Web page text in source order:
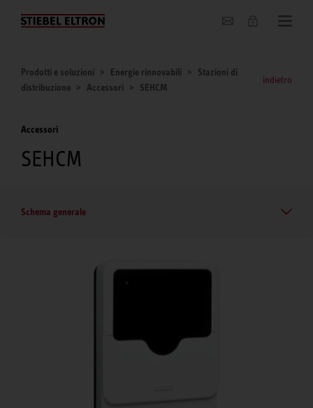
Chi siamo
Prodotti e soluzioni Energie rinnovabili
Stazioni di
distribuzione
Accessori SEHCM
indietro
Accessori
SEHCM
Schema generale